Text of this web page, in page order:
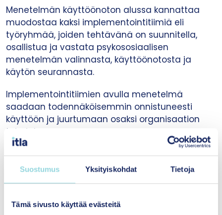
Suostumus Yksityiskohdat Tietoja
Tämä sivusto käyttää evästeitä
Menetelmän käyttöönoton alussa kannattaa
muodostaa kaksi implementointitiimiä eli
työryhmää, joiden tehtävänä on suunnitella,
osallistua ja vastata psykososiaalisen
menetelmän valinnasta, käyttöönotosta ja
käytön seurannasta.
Implementointitiimien avulla menetelmä
saadaan todennäköisemmin onnistuneesti
käyttöön ja juurtumaan osaksi organisaation
toimintaa.
Sekä kirjallisuudessa että yhteistyössä
hyvinvointialueiden asiantuntijoiden kanssa on